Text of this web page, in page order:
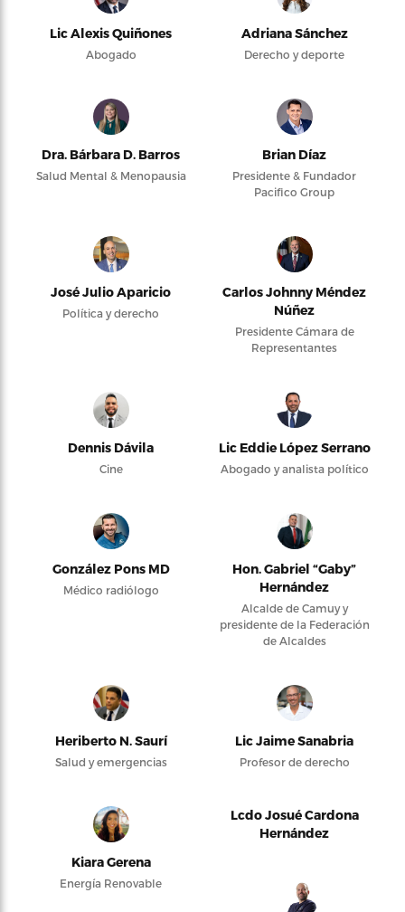
Lic Alexis Quiñones
Abogado
Adriana Sánchez
Derecho y deporte
Dra. Bárbara D. Barros
Salud Mental & Menopausia
Brian Díaz
Presidente & Fundador
Pacifico Group
José Julio Aparicio
Política y derecho
Carlos Johnny Méndez
Núñez
Presidente Cámara de
Representantes
Dennis Dávila
Cine
Lic Eddie López Serrano
Abogado y analista político
González Pons MD
Médico radiólogo
Hon. Gabriel “Gaby”
Hernández
Alcalde de Camuy y
presidente de la Federación
de Alcaldes
Heriberto N. Saurí
Salud y emergencias
Lic Jaime Sanabria
Profesor de derecho
Kiara Gerena
Energía Renovable
Lcdo Josué Cardona
Hernández